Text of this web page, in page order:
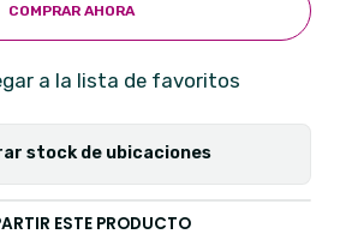
COMPRAR AHORA
a la lista de favoritos
stock de ubicaciones
ESTE PRODUCTO